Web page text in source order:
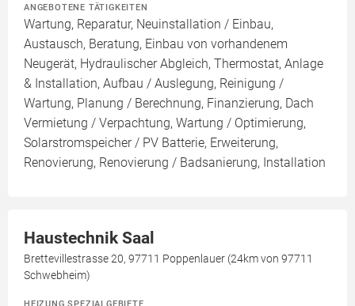
ANGEBOTENE TÄTIGKEITEN
Wartung, Reparatur, Neuinstallation / Einbau,
Austausch, Beratung, Einbau von vorhandenem
Neugerät, Hydraulischer Abgleich, Thermostat, Anlage
& Installation, Aufbau / Auslegung, Reinigung /
Wartung, Planung / Berechnung, Finanzierung, Dach
Vermietung / Verpachtung, Wartung / Optimierung,
Solarstromspeicher / PV Batterie, Erweiterung,
Renovierung, Renovierung / Badsanierung, Installation
Haustechnik Saal
Brettevillestrasse 20, 97711 Poppenlauer (24km von 97711
Schwebheim)
HEIZUNG SPEZIALGEBIETE